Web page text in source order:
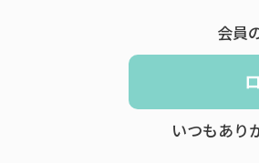
会員
いつもあり